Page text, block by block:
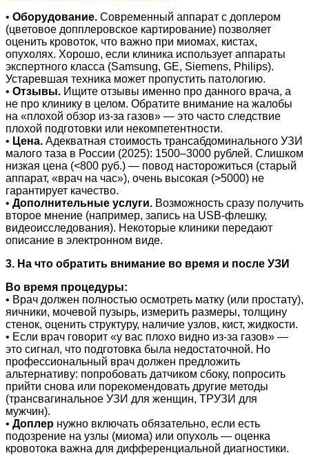
• Оборудование. Современный аппарат с доплером
(цветовое допплеровское картирование) позволяет
оценить кровоток, что важно при миомах, кистах,
опухолях. Хорошо, если клиника использует аппараты
экспертного класса (Samsung, GE, Siemens, Philips).
Устаревшая техника может пропустить патологию.
• Отзывы. Ищите отзывы именно про данного врача, а
не про клинику в целом. Обратите внимание на жалобы
на «плохой обзор из-за газов» — это часто следствие
плохой подготовки или некомпетентности.
• Цена. Адекватная стоимость трансабдоминального УЗИ
малого таза в России (2025): 1500–3000 рублей. Слишком
низкая цена (<800 руб.) — повод насторожиться (старый
аппарат, «врач на час»), очень высокая (>5000) не
гарантирует качество.
• Дополнительные услуги. Возможность сразу получить
второе мнение (например, запись на USB-флешку,
видеоисследования). Некоторые клиники передают
описание в электронном виде.
3. На что обратить внимание во время и после УЗИ
Во время процедуры:
• Врач должен полностью осмотреть матку (или простату),
яичники, мочевой пузырь, измерить размеры, толщину
стенок, оценить структуру, наличие узлов, кист, жидкости.
• Если врач говорит «у вас плохо видно из-за газов» —
это сигнал, что подготовка была недостаточной. Но
профессиональный врач должен предложить
альтернативу: попробовать датчиком сбоку, попросить
прийти снова или порекомендовать другие методы
(трансвагинальное УЗИ для женщин, ТРУЗИ для
мужчин).
• Доплер нужно включать обязательно, если есть
подозрение на узлы (миома) или опухоль — оценка
кровотока важна для дифференциальной диагностики.